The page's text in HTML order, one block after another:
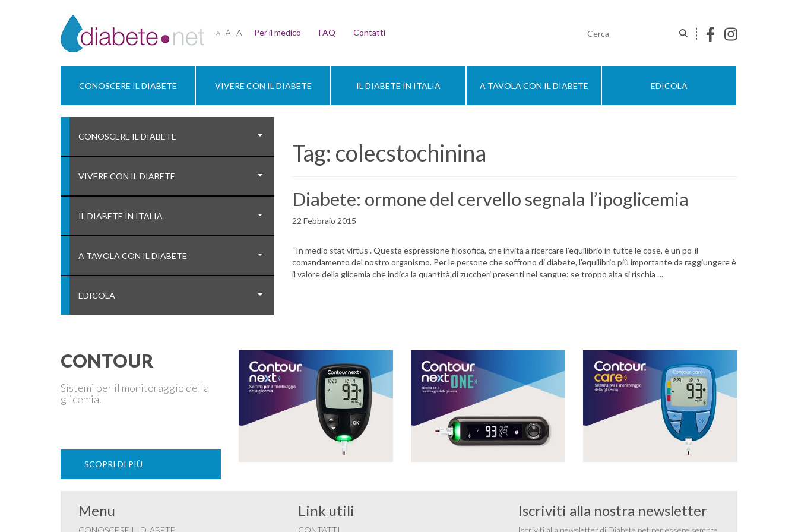
A A A Per il medico FAQ Contatti
CONOSCERE IL DIABETE VIVERE CON IL DIABETE IL DIABETE IN ITALIA A TAVOLA CON IL DIABETE EDICOLA
CONOSCERE IL DIABETE
VIVERE CON IL DIABETE
IL DIABETE IN ITALIA
A TAVOLA CON IL DIABETE
EDICOLA
Tag: colecstochinina
Diabete: ormone del cervello segnala l’ipoglicemia
22 Febbraio 2015
“In medio stat virtus”. Questa espressione filosofica, che invita a ricercare l’equilibrio in tutte le cose, è un po’ il
comandamento del nostro organismo. Per le persone che soffrono di diabete, l’equilibrio più importante da raggiungere è
il valore della glicemia che indica la quantità di zuccheri presenti nel sangue: se troppo alta si rischia …
CONTOUR
Sistemi per il monitoraggio della
glicemia.
SCOPRI DI PIÙ
Menu
CONOSCERE IL DIABETE
Link utili
CONTATTI
Iscriviti alla nostra newsletter
Iscriviti alla newsletter di Diabete.net per essere sempre